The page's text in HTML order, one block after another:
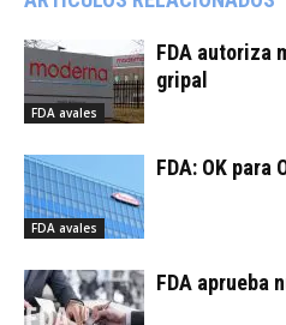
FDA avales
FDA autoriza
gripal
FDA avales
FDA: OK para
FDA aprueba